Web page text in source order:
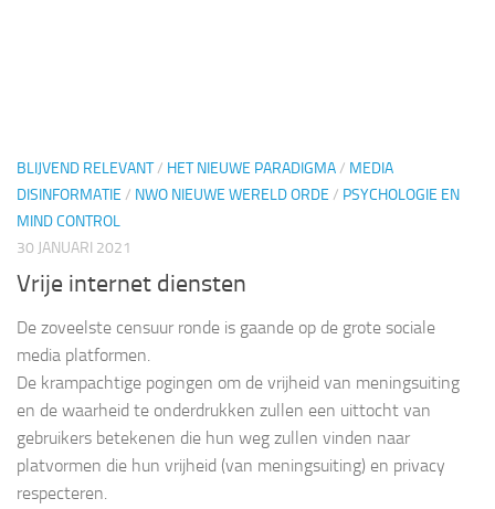
BLIJVEND RELEVANT/ HET NIEUWE PARADIGMA/ MEDIA
DISINFORMATIE / NWO NIEUWE WERELD ORDE / PSYCHOLOGIE EN
MIND CONTROL
30 JANUARI 2021
Vrije internet diensten
De zoveelste censuur ronde is gaande op de grote sociale
media platformen.
De krampachtige pogingen om de vrijheid van meningsuiting
en de waarheid te onderdrukken zullen een uittocht van
gebruikers betekenen die hun weg zullen vinden naar
platvormen die hun vrijheid (van meningsuiting) en privacy
respecteren.